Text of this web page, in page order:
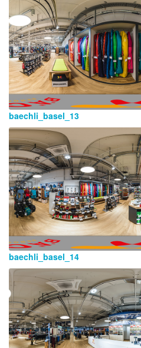
baechli_basel_13
baechli_basel_14